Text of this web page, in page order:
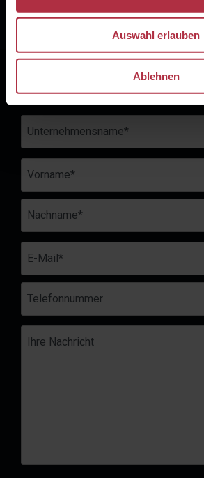
Auswahl erlauben
Ablehnen
Contact us now